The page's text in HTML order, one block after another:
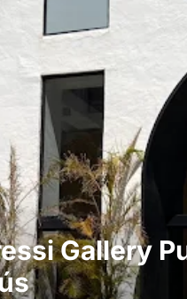
Gallery